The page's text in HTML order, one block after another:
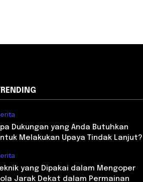
Dukungan yang Anda Butuhkan
Melakukan Upaya Tindak Lanjut?
yang Dipakai dalam Mengoper
Jarak Dekat dalam Permainan